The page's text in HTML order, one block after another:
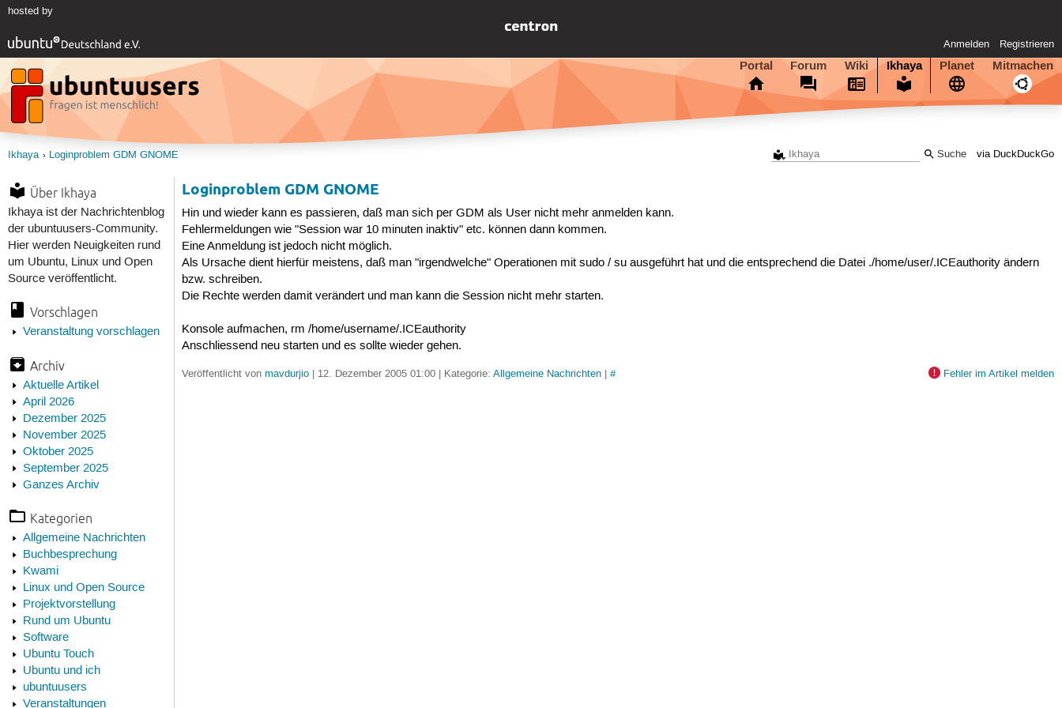
hosted by
Anmelden Registrieren
Portal Forum Wiki Ikhaya Planet Mitmachen
via DuckDuckGo
Ikhaya Loginproblem GDM GNOME
Über Ikhaya
Ikhaya ist der Nachrichtenblog
der ubuntuusers-Community.
Hier werden Neuigkeiten rund
um Ubuntu, Linux und Open
Source veröffentlicht.
Vorschlagen
Veranstaltung vorschlagen
Archiv
Aktuelle Artikel
April 2026
Dezember 2025
November 2025
Oktober 2025
September 2025
Ganzes Archiv
Kategorien
Allgemeine Nachrichten
Buchbesprechung
Kwami
Linux und Open Source
Projektvorstellung
Rund um Ubuntu
Software
Ubuntu Touch
Ubuntu und ich
ubuntuusers
Veranstaltungen
Loginproblem GDM GNOME
Hin und wieder kann es passieren, daß man sich per GDM als User nicht mehr anmelden kann.
Fehlermeldungen wie "Session war 10 minuten inaktiv" etc. können dann kommen.
Eine Anmeldung ist jedoch nicht möglich.
Als Ursache dient hierfür meistens, daß man "irgendwelche" Operationen mit sudo / su ausgeführt hat und die entsprechend die Datei ./home/user/.ICEauthority ändern
bzw. schreiben.
Die Rechte werden damit verändert und man kann die Session nicht mehr starten.
Konsole aufmachen, rm /home/username/.ICEauthority
Anschliessend neu starten und es sollte wieder gehen.
Veröffentlicht vonmavdurjio | 12. Dezember 2005 01:00 | Kategorie:Allgemeine Nachrichten |# Fehler im Artikel melden